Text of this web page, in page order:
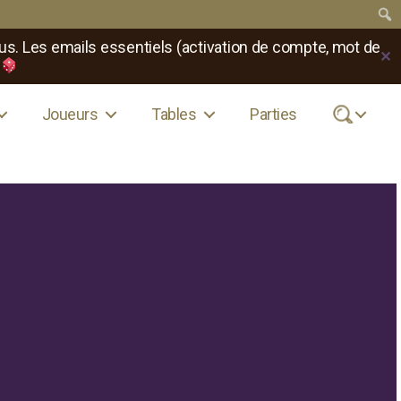
Les emails essentiels (activation de compte, mot de✕
Joueurs Tables Parties .